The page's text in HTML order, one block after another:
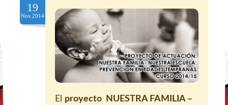
Nuestro centro
Contacto
19
Nov.2014
El proyecto NUESTRA FAMILIA –